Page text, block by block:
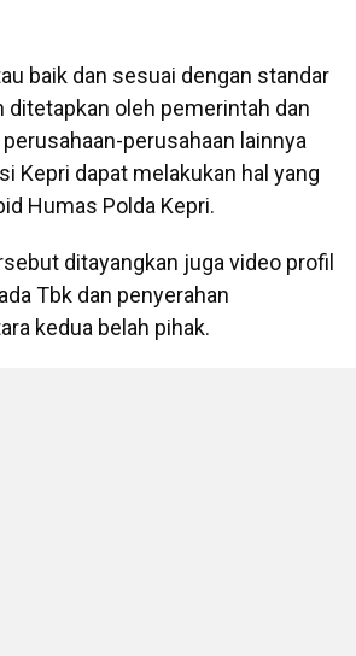
baik dan sesuai dengan standar
ditetapkan oleh pemerintah dan
perusahaan lainnya
Kepri dapat melakukan hal yang
Humas Polda Kepri.
ditayangkan juga video profil
Tbk dan penyerahan
kedua belah pihak.